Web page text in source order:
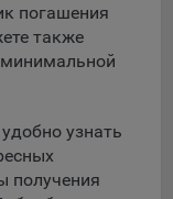
файлы cookie
какие страницы
помогают
погашения
также
узнать
получения